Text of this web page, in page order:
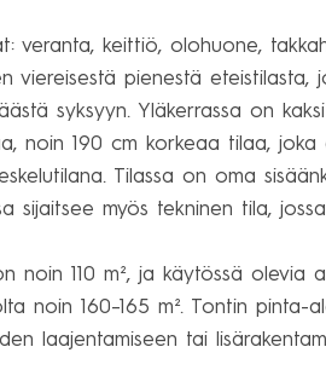
veranta, keittiö, olohuone,
viereisestä pienestä eteistilasta,
syksyyn. Yläkerrassa on
noin 190 cm korkeaa tilaa,
Tilassa on oma
sijaitsee myös tekninen tila,
noin 110 m², ja käytössä olevia
noin 160–165 m². Tontin
laajentamiseen tai